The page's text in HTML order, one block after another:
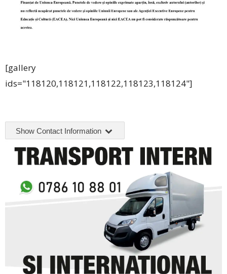
[gallery
ids="118120,118121,118122,118123,118124"]
Show Contact Information